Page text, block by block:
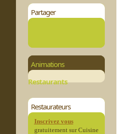
Partager
Animations
Restaurants
Restaurateurs
Inscrivez vous
gratuitement sur Cuisine